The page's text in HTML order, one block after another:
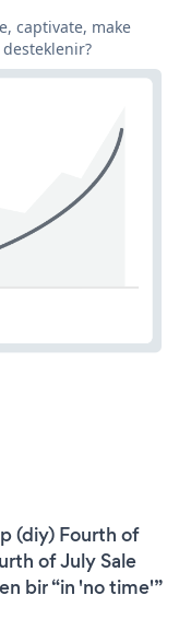
captivate, make
desteklenir?
(diy) Fourth of
of July Sale
bir “in 'no time'”